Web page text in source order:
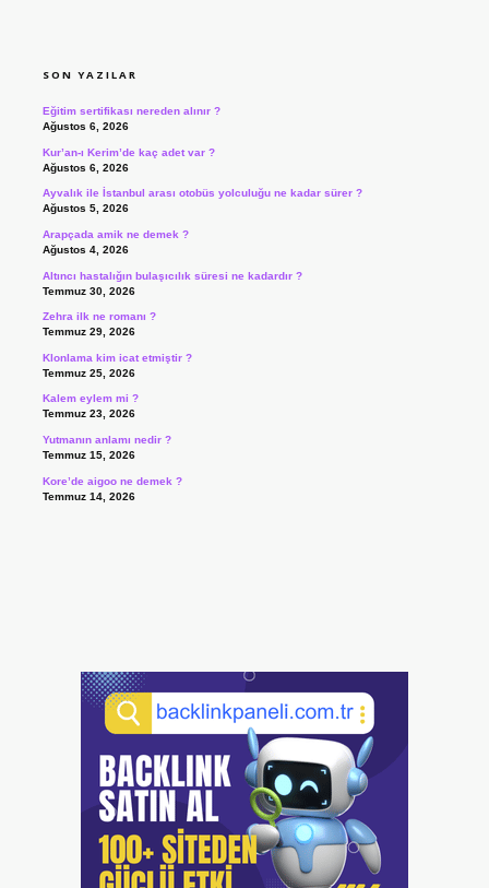
SON YAZILAR
Eğitim sertifikası nereden alınır ?
Ağustos 6, 2026
Kur’an-ı Kerim’de kaç adet var ?
Ağustos 6, 2026
Ayvalık ile İstanbul arası otobüs yolculuğu ne kadar sürer ?
Ağustos 5, 2026
Arapçada amik ne demek ?
Ağustos 4, 2026
Altıncı hastalığın bulaşıcılık süresi ne kadardır ?
Temmuz 30, 2026
Zehra ilk ne romanı ?
Temmuz 29, 2026
Klonlama kim icat etmiştir ?
Temmuz 25, 2026
Kalem eylem mi ?
Temmuz 23, 2026
Yutmanın anlamı nedir ?
Temmuz 15, 2026
Kore’de aigoo ne demek ?
Temmuz 14, 2026